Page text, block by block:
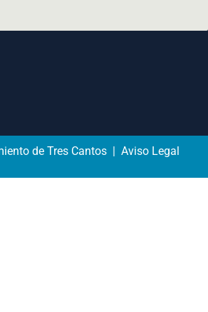
de Tres Cantos | Aviso Legal